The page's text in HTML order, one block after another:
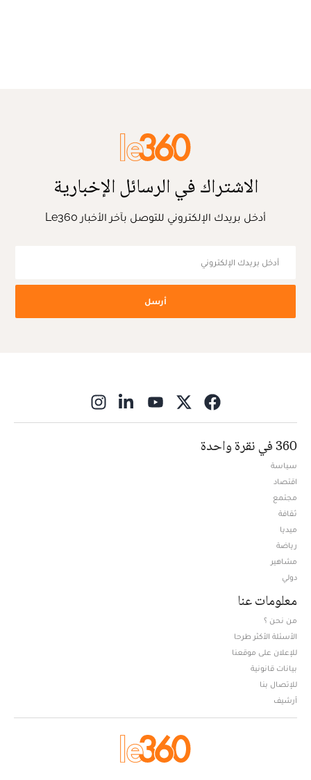
الاشتراك في الرسائل الإخبارية
أدخل بريدك الإلكتروني للتوصل بآخر الأخبار Le360
أرسل
360 في نقرة واحدة
سياسة
اقتصاد
مجتمع
ثقافة
ميديا
رياضة
مشاهير
دولي
معلومات عنا
من نحن ؟
الأسئلة الأكثر طرحا
للإعلان على موقعنا
بيانات قانونية
للإتصال بنا
أرشيف